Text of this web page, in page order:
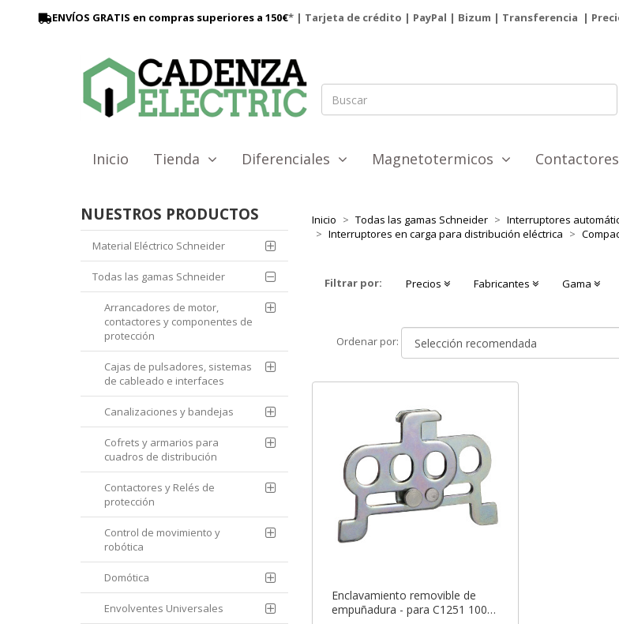
ENVÍOS GRATIS en compras superiores a 150€* | Tarjeta de crédito | PayPal | Bizum | Transferencia |
Inicio Tienda Diferenciales Magnetotermicos
Inicio Todas las gamas Schneider
Interruptores
Interruptores en carga para distribución eléctrica
Filtrar por: Precios Fabricantes Gama
Ordenar por:
Ordenar
por
Enclavamiento removible de
empuñadura - para C1251 1000
NUESTROS PRODUCTOS
Material Eléctrico Schneider
Todas las gamas Schneider
Arrancadores de motor,
contactores y componentes de
protección
Cajas de pulsadores, sistemas
de cableado e interfaces
Canalizaciones y bandejas
Cofrets y armarios para
cuadros de distribución
Contactores y Relés de
protección
Control de movimiento y
robótica
Domótica
Envolventes Universales